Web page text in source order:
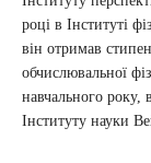
році в Інституті
він отримав
обчислювальної
навчального року,
Інституту науки